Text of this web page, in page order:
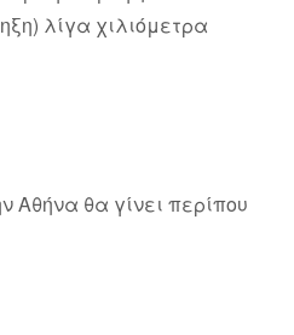
λίγα χιλιόμετρα
Αθήνα θα γίνει περίπου